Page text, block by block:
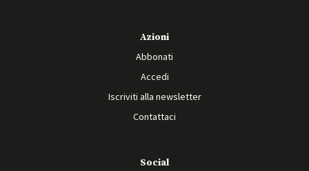
Azioni
Abbonati
Accedi
Iscriviti alla newsletter
Contattaci
Social